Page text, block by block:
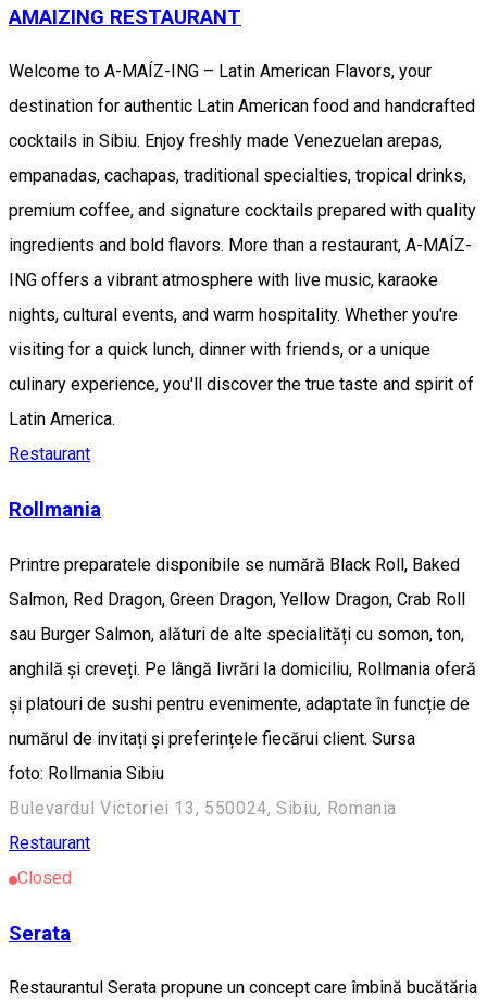
AMAIZING RESTAURANT
Welcome to A-MAÍZ-ING – Latin American Flavors, your
destination for authentic Latin American food and handcrafted
cocktails in Sibiu. Enjoy freshly made Venezuelan arepas,
empanadas, cachapas, traditional specialties, tropical drinks,
premium coffee, and signature cocktails prepared with quality
ingredients and bold flavors. More than a restaurant, A-MAÍZ-
ING offers a vibrant atmosphere with live music, karaoke
nights, cultural events, and warm hospitality. Whether you're
visiting for a quick lunch, dinner with friends, or a unique
culinary experience, you'll discover the true taste and spirit of
Latin America.
Restaurant
Rollmania
Printre preparatele disponibile se numără Black Roll, Baked
Salmon, Red Dragon, Green Dragon, Yellow Dragon, Crab Roll
sau Burger Salmon, alături de alte specialități cu somon, ton,
anghilă și creveți. Pe lângă livrări la domiciliu, Rollmania oferă
și platouri de sushi pentru evenimente, adaptate în funcție de
numărul de invitați și preferințele fiecărui client. Sursa
foto: Rollmania Sibiu
Bulevardul Victoriei 13, 550024, Sibiu, Romania
Restaurant
Closed
Serata
Restaurantul Serata propune un concept care îmbină bucătăria